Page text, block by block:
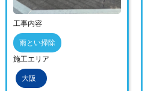
工事内容
雨とい掃除
施工エリア
大阪